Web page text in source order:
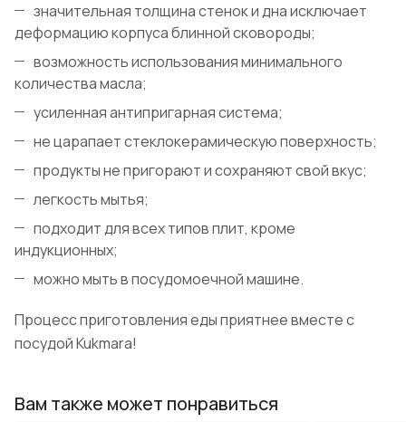
значительная толщина стенок и дна исключает
деформацию корпуса блинной сковороды;
возможность использования минимального
количества масла;
усиленная антипригарная система;
не царапает стеклокерамическую поверхность;
продукты не пригорают и сохраняют свой вкус;
легкость мытья;
подходит для всех типов плит, кроме
индукционных;
можно мыть в посудомоечной машине.
Процесс приготовления еды приятнее вместе с
посудой Kukmara!
Вам также может понравиться